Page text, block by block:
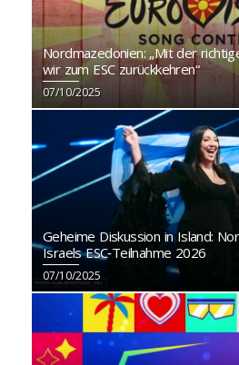
Nordmazedonien: „Mit der
wir zum ESC zurückkehren“
07/10/2025
Geheime Diskussion in Island:
Israels ESC‑Teilnahme 2026
07/10/2025